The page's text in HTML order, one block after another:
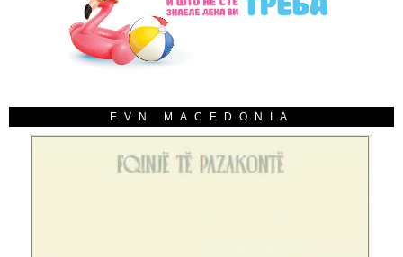
EVN MACEDONIA